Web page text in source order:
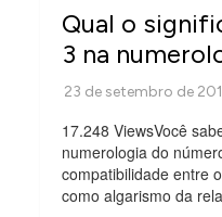
Qual o
3 na
17.248 ViewsVocê
numerologia do
compatibilidade entre
como algarismo da